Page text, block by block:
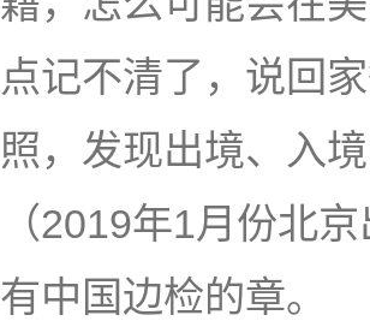
点记不清了，说回
照，发现出境、入
（2019年1月份北
有中国边检的章。